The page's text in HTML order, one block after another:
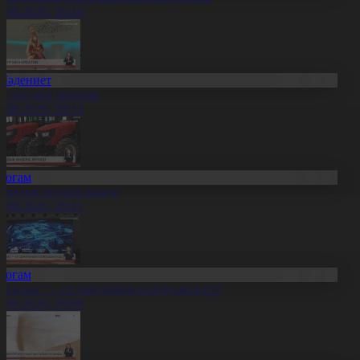
20:16
мен креатив
20:13
өндіріс өрледі
20:11
— ел дамуының қозғаушы күші
20:09